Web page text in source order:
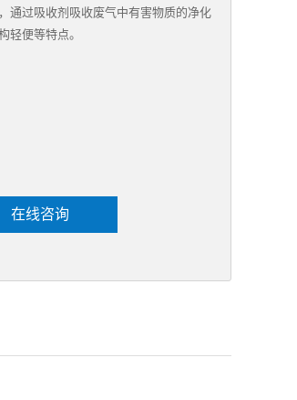
通过吸收剂吸收废气中有害物质的净化
轻便等特点。
在线咨询